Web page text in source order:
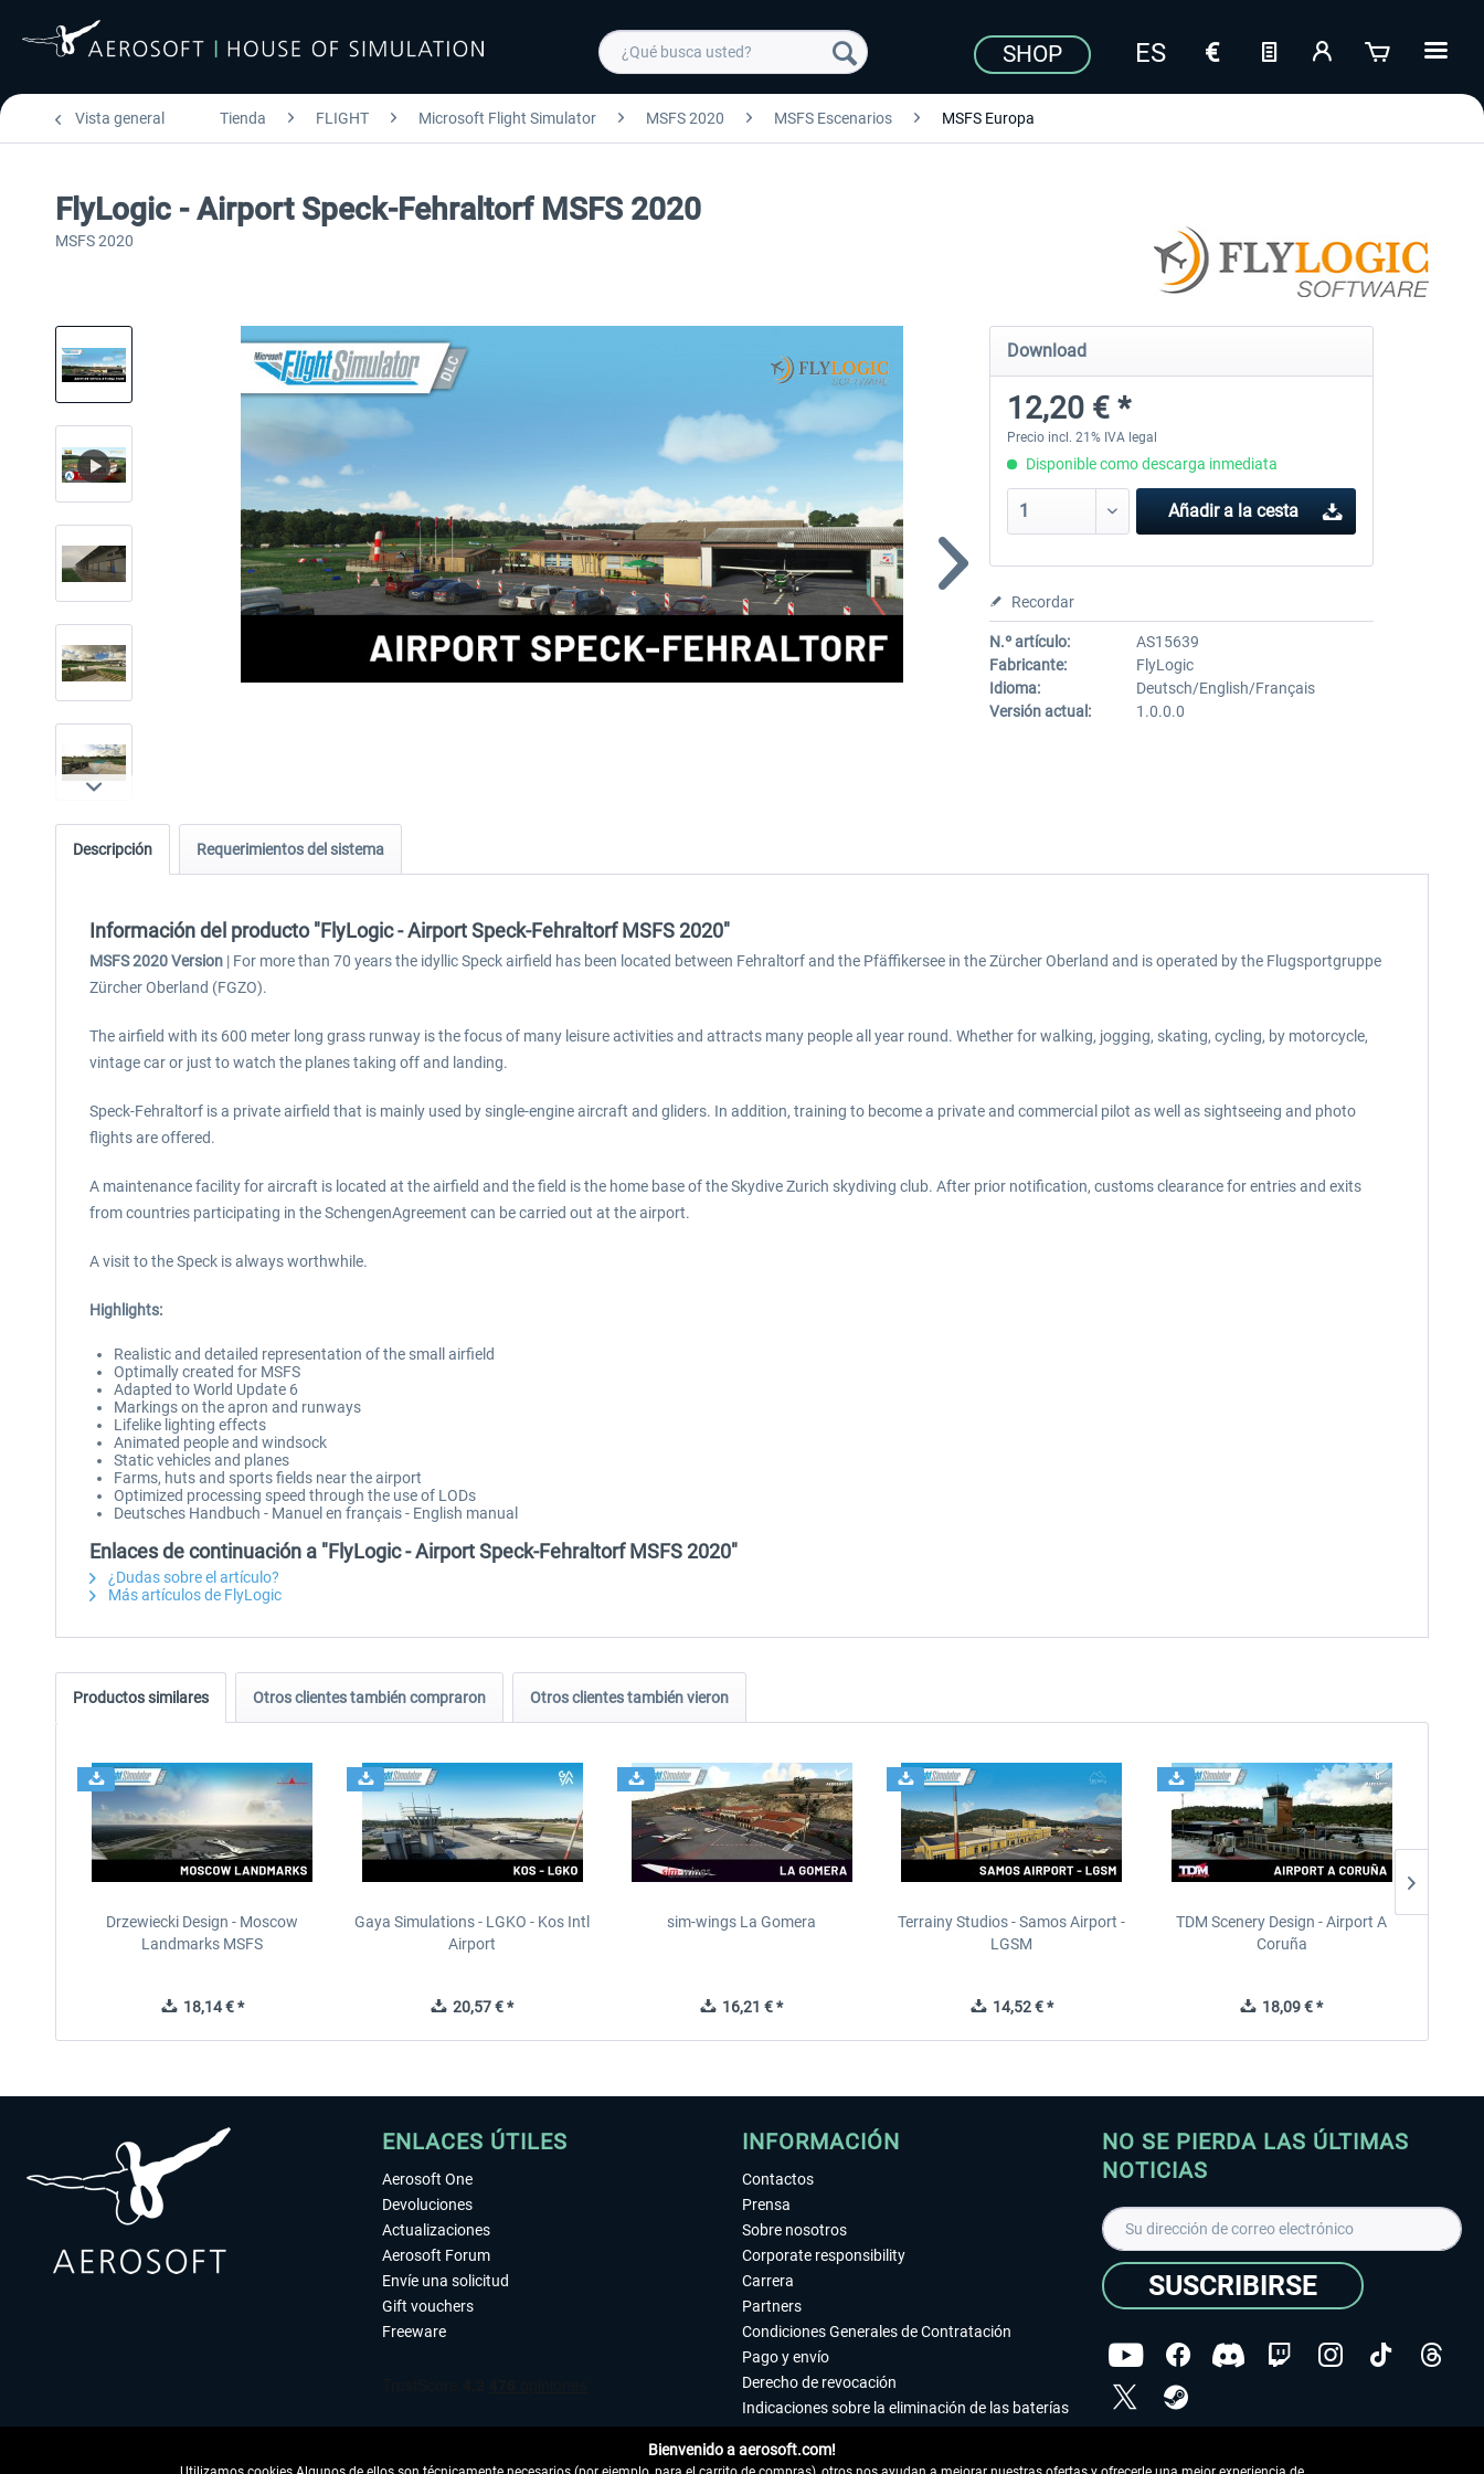
SHOP
Vista general Tienda FLIGHT Microsoft Flight Simulator MSFS 2020 MSFS Escenarios MSFS Europa
FlyLogic - Airport Speck-Fehraltorf MSFS 2020
MSFS 2020
Download
12,20 € *
Precio incl. 21% IVA legal
Disponible como descarga inmediata
Añadir a la cesta
Recordar
N.º artículo:
AS15639
Fabricante:
FlyLogic
Idioma:
Deutsch/English/Français
Versión actual:
1.0.0.0
Descripción Requerimientos del sistema
Información del producto "FlyLogic - Airport Speck-Fehraltorf MSFS 2020"
MSFS 2020 Version | For more than 70 years the idyllic Speck airfield has been located between Fehraltorf and the Pfäffikersee in the Zürcher Oberland and is operated by the Flugsportgruppe
Zürcher Oberland (FGZO).
The airfield with its 600 meter long grass runway is the focus of many leisure activities and attracts many people all year round. Whether for walking, jogging, skating, cycling, by motorcycle,
vintage car or just to watch the planes taking off and landing.
Speck-Fehraltorf is a private airfield that is mainly used by single-engine aircraft and gliders. In addition, training to become a private and commercial pilot as well as sightseeing and photo
flights are offered.
A maintenance facility for aircraft is located at the airfield and the field is the home base of the Skydive Zurich skydiving club. After prior notification, customs clearance for entries and exits
from countries participating in the SchengenAgreement can be carried out at the airport.
A visit to the Speck is always worthwhile.
Highlights:
Realistic and detailed representation of the small airfield
Optimally created for MSFS
Adapted to World Update 6
Markings on the apron and runways
Lifelike lighting effects
Animated people and windsock
Static vehicles and planes
Farms, huts and sports fields near the airport
Optimized processing speed through the use of LODs
Deutsches Handbuch - Manuel en français - English manual
Enlaces de continuación a "FlyLogic - Airport Speck-Fehraltorf MSFS 2020"
¿Dudas sobre el artículo?
Más artículos de FlyLogic
Productos similares Otros clientes también compraron Otros clientes también vieron
Drzewiecki Design - Moscow
Landmarks MSFS
18,14 € *
Gaya Simulations - LGKO - Kos Intl
Airport
20,57 € *
sim-wings La Gomera
16,21 € *
Terrainy Studios - Samos Airport -
LGSM
14,52 € *
TDM Scenery Design - Airport A
Coruña
18,09 € *
ENLACES ÚTILES
Aerosoft One
Devoluciones
Actualizaciones
Aerosoft Forum
Envíe una solicitud
Gift vouchers
Freeware
INFORMACIÓN
Contactos
Prensa
Sobre nosotros
Corporate responsibility
Carrera
Partners
Condiciones Generales de Contratación
Pago y envío
Derecho de revocación
Indicaciones sobre la eliminación de las baterías
Accesibilidad
NO SE PIERDA LAS ÚLTIMAS
NOTICIAS
SUSCRIBIRSE
Bienvenido a aerosoft.com!